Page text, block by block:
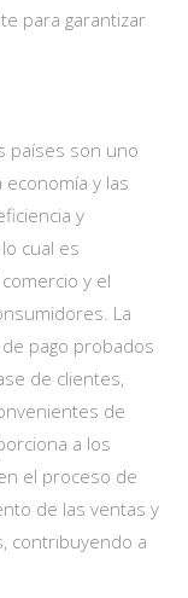
para garantizar
países son uno
y las
y
cual es
y el
La
pago probados
de clientes,
de
a los
el proceso de
de las ventas y
contribuyendo a